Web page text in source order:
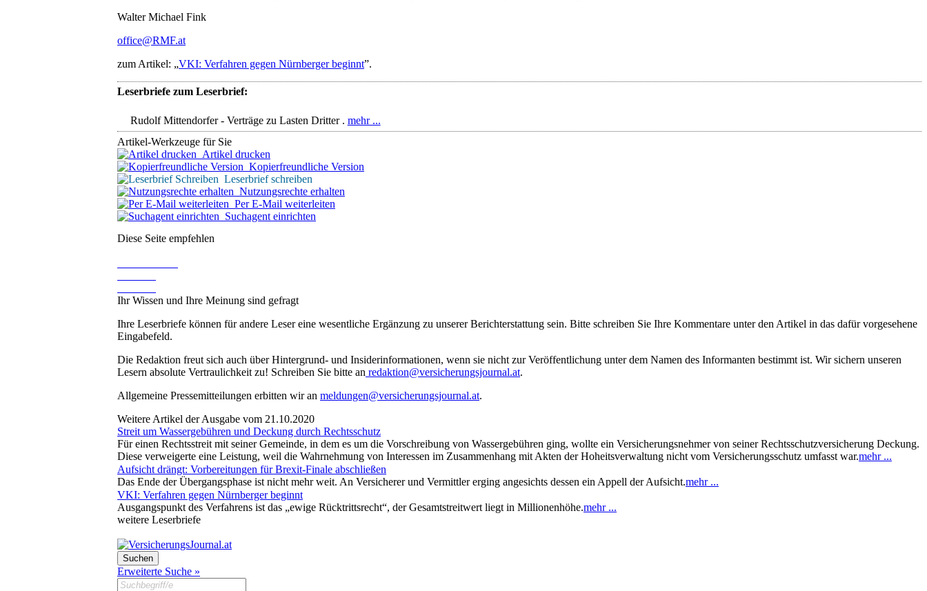
Walter Michael Fink
office@RMF.at
zum Artikel: „VKI: Verfahren gegen Nürnberger beginnt”.
Leserbriefe zum Leserbrief:
Rudolf Mittendorfer - Verträge zu Lasten Dritter . mehr ...
Artikel-Werkzeuge für Sie
Artikel drucken
Kopierfreundliche Version
Leserbrief schreiben
Nutzungsrechte erhalten
Per E-Mail weiterleiten
Suchagent einrichten
Diese Seite empfehlen
Ihr Wissen und Ihre Meinung sind gefragt
Ihre Leserbriefe können für andere Leser eine wesentliche Ergänzung zu unserer Berichterstattung sein. Bitte schreiben Sie Ihre Kommentare unter den Artikel in das dafür vorgesehene
Eingabefeld.
Die Redaktion freut sich auch über Hintergrund- und Insiderinformationen, wenn sie nicht zur Veröffentlichung unter dem Namen des Informanten bestimmt ist. Wir sichern unseren
Lesern absolute Vertraulichkeit zu! Schreiben Sie bitte an redaktion@versicherungsjournal.at.
Allgemeine Pressemitteilungen erbitten wir an meldungen@versicherungsjournal.at.
Weitere Artikel der Ausgabe vom 21.10.2020
Streit um Wassergebühren und Deckung durch Rechtsschutz
Für einen Rechtsstreit mit seiner Gemeinde, in dem es um die Vorschreibung von Wassergebühren ging, wollte ein Versicherungsnehmer von seiner Rechtsschutzversicherung Deckung.
Diese verweigerte eine Leistung, weil die Wahrnehmung von Interessen im Zusammenhang mit Akten der Hoheitsverwaltung nicht vom Versicherungsschutz umfasst war.mehr ...
Aufsicht drängt: Vorbereitungen für Brexit-Finale abschließen
Das Ende der Übergangsphase ist nicht mehr weit. An Versicherer und Vermittler erging angesichts dessen ein Appell der Aufsicht.mehr ...
VKI: Verfahren gegen Nürnberger beginnt
Ausgangspunkt des Verfahrens ist das „ewige Rücktrittsrecht“, der Gesamtstreitwert liegt in Millionenhöhe.mehr ...
weitere Leserbriefe
Erweiterte Suche »